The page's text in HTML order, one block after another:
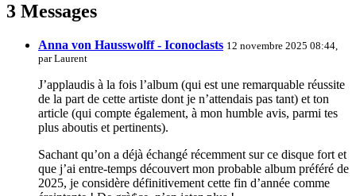
3 Messages
Anna von Hausswolff - Iconoclasts 12 novembre 2025 08:44,
parLaurent
J’applaudis à la fois l’album (qui est une remarquable réussite
de la part de cette artiste dont je n’attendais pas tant) et ton
article (qui compte également, à mon humble avis, parmi tes
plus aboutis et pertinents).
Sachant qu’on a déjà échangé récemment sur ce disque fort et
que j’ai entre-temps découvert mon probable album préféré de
2025, je considère définitivement cette fin d’année comme